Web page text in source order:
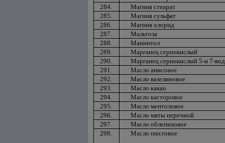
284.
Магния стеарат
285.
Магния сульфат
286.
Магния хлорид
287.
Мальтоза
288.
Маннитол
289.
Марганец сернокислый
290.
Марганец сернокислый 5-и 7-
291.
Масло анисовое
292.
Масло вазелиновое
293.
Масло какао
294.
Масло касторовое
295.
Масло ментоловое
296.
Масло мяты перечной
297.
Масло облепиховое
298.
Масло пихтовое